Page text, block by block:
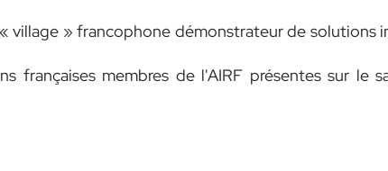
» francophone démonstrateur de solutions
françaises membres de l'AIRF présentes sur le